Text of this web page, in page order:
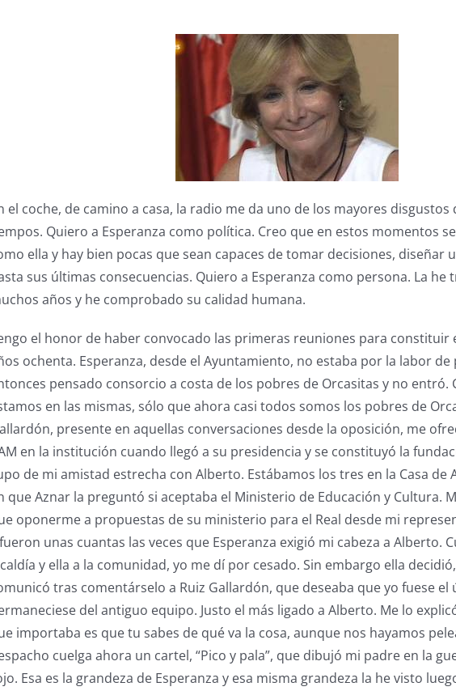
el coche, de camino a casa, la radio me da uno de los mayores disgustos
Quiero a Esperanza como política. Creo que en estos momentos
ella y hay bien pocas que sean capaces de tomar decisiones, diseñar
sus últimas consecuencias. Quiero a Esperanza como persona. La
años y he comprobado su calidad humana.
el honor de haber convocado las primeras reuniones para constituir
ochenta. Esperanza, desde el Ayuntamiento, no estaba por la labor
pensado consorcio a costa de los pobres de Orcasitas y no entró.
en las mismas, sólo que ahora casi todos somos los pobres de
presente en aquellas conversaciones desde la oposición, me
en la institución cuando llegó a su presidencia y se constituyó la
de mi amistad estrecha con Alberto. Estábamos los tres en la Casa de
que Aznar la preguntó si aceptaba el Ministerio de Educación y Cultura.
oponerme a propuestas de su ministerio para el Real desde mi
unas cuantas las veces que Esperanza exigió mi cabeza a Alberto.
y ella a la comunidad, yo me dí por cesado. Sin embargo ella
tras comentárselo a Ruiz Gallardón, que deseaba que yo fuese el
del antiguo equipo. Justo el más ligado a Alberto. Me lo
importaba es que tu sabes de qué va la cosa, aunque nos hayamos
cuelga ahora un cartel, “Pico y pala”, que dibujó mi padre en la
Esa es la grandeza de Esperanza y esa misma grandeza la he visto